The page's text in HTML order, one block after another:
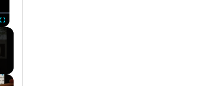
Fullscreen